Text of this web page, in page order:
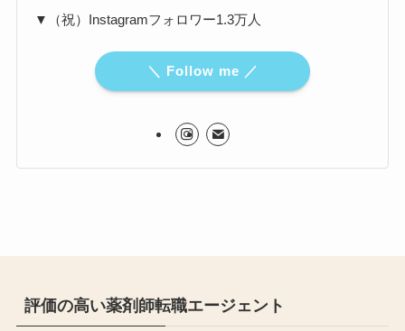
▼（祝）Instagramフォロワー1.3万人
＼ Follow me ／
評価の高い薬剤師転職エージェント